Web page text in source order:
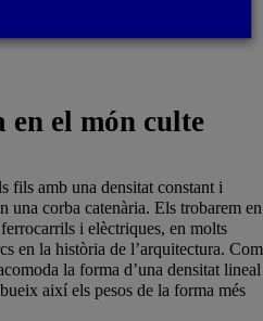
en el món culte
fils amb una densitat constant i
una corba catenària. Els trobarem en
i elèctriques, en molts
en la història de l’arquitectura. Com
la forma d’una densitat lineal
així els pesos de la forma més